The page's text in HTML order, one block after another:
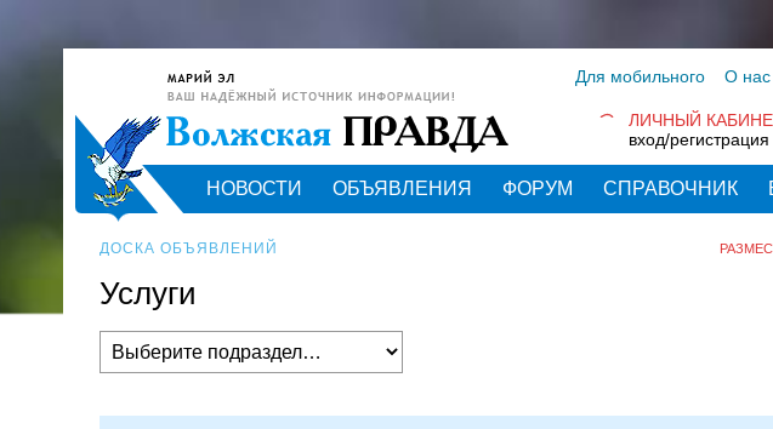
Для мобильного О нас
ЛИЧНЫЙ
вход/регистрация
НОВОСТИ ОБЪЯВЛЕНИЯ ФОРУМ СПРАВОЧНИК
ДОСКА ОБЪЯВЛЕНИЙ
Услуги